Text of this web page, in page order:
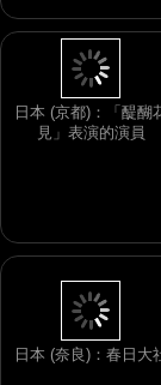
日本 (京都)：「醍醐
見」表演的演員
日本 (奈良)：春日大